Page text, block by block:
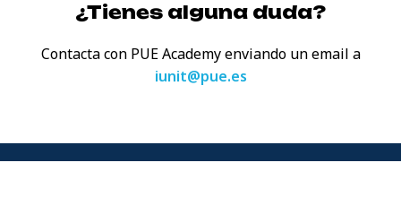
¿Tienes alguna duda?
Contacta con PUE Academy enviando un email a
iunit@pue.es